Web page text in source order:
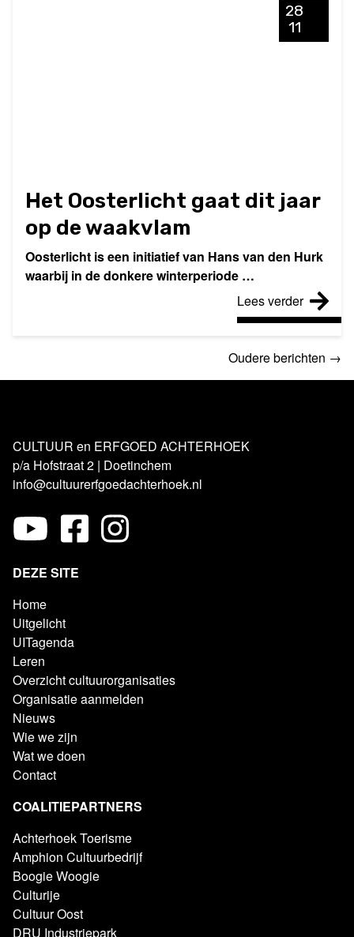
28
11
Het Oosterlicht gaat dit jaar
op de waakvlam
Oosterlicht is een initiatief van Hans van den Hurk
waarbij in de donkere winterperiode …
Lees verder
Oudere berichten →
CULTUUR en ERFGOED ACHTERHOEK
p/a Hofstraat 2 | Doetinchem
info@cultuurerfgoedachterhoek.nl
DEZE SITE
Home
Uitgelicht
UITagenda
Leren
Overzicht cultuurorganisaties
Organisatie aanmelden
Nieuws
Wie we zijn
Wat we doen
Contact
COALITIEPARTNERS
Achterhoek Toerisme
Amphion Cultuurbedrijf
Boogie Woogie
Culturije
Cultuur Oost
DRU Industriepark